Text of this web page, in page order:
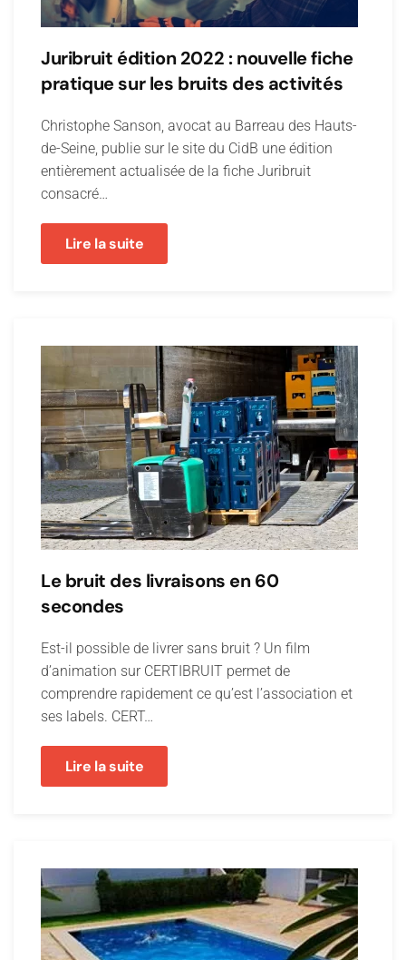
Juribruit édition 2022 : nouvelle fiche
pratique sur les bruits des activités
Christophe Sanson, avocat au Barreau des Hauts-
de-Seine, publie sur le site du CidB une édition
entièrement actualisée de la fiche Juribruit
consacré…
Lire la suite
Le bruit des livraisons en 60
secondes
Est-il possible de livrer sans bruit ? Un film
d’animation sur CERTIBRUIT permet de
comprendre rapidement ce qu’est l’association et
ses labels. CERT…
Lire la suite